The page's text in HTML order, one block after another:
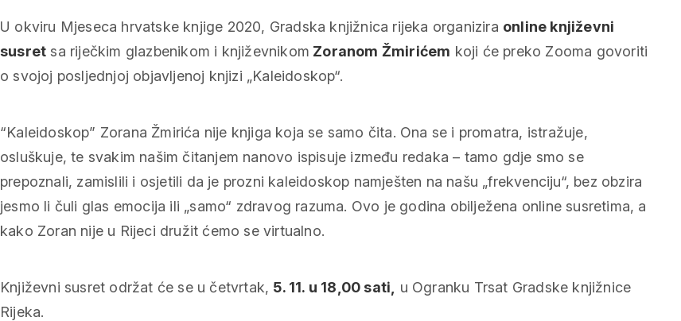
U okviru Mjeseca hrvatske knjige 2020, Gradska knjižnica rijeka organizira online književni
susret sa riječkim glazbenikom i književnikom Zoranom Žmirićem koji će preko Zooma govoriti
o svojoj posljednjoj objavljenoj knjizi „Kaleidoskop“.
“Kaleidoskop” Zorana Žmirića nije knjiga koja se samo čita. Ona se i promatra, istražuje,
osluškuje, te svakim našim čitanjem nanovo ispisuje između redaka – tamo gdje smo se
prepoznali, zamislili i osjetili da je prozni kaleidoskop namješten na našu „frekvenciju“, bez obzira
jesmo li čuli glas emocija ili „samo“ zdravog razuma. Ovo je godina obilježena online susretima, a
kako Zoran nije u Rijeci družit ćemo se virtualno.
Književni susret održat će se u četvrtak, 5. 11. u 18,00 sati,
u Ogranku Trsat Gradske knjižnice
Rijeka.